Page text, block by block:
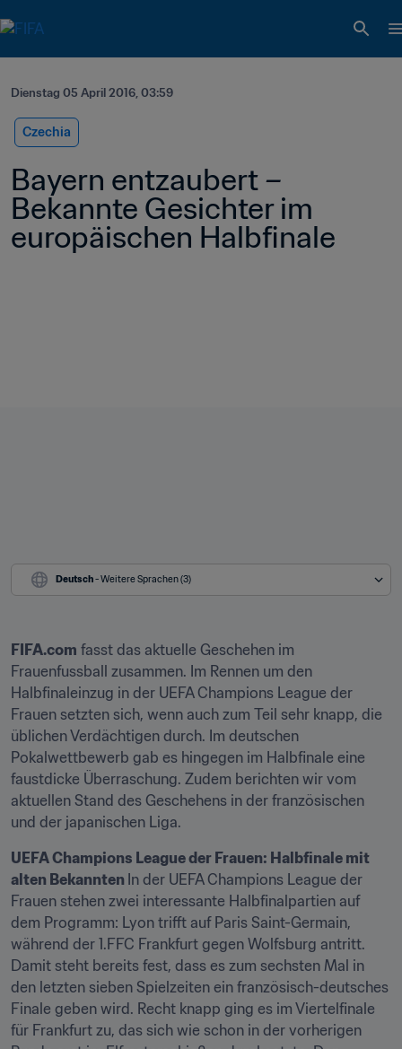
Dienstag 05 April 2016, 03:59
Czechia
Bayern entzaubert –
Bekannte Gesichter im
europäischen Halbfinale
Deutsch - Weitere Sprachen (3)
FIFA.com fasst das aktuelle Geschehen im
Frauenfussball zusammen. Im Rennen um den
Halbfinaleinzug in der UEFA Champions League der
Frauen setzten sich, wenn auch zum Teil sehr knapp, die
üblichen Verdächtigen durch. Im deutschen
Pokalwettbewerb gab es hingegen im Halbfinale eine
faustdicke Überraschung. Zudem berichten wir vom
aktuellen Stand des Geschehens in der französischen
und der japanischen Liga.
UEFA Champions League der Frauen: Halbfinale mit
alten Bekannten In der UEFA Champions League der
Frauen stehen zwei interessante Halbfinalpartien auf
dem Programm: Lyon trifft auf Paris Saint-Germain,
während der 1.FFC Frankfurt gegen Wolfsburg antritt.
Damit steht bereits fest, dass es zum sechsten Mal in
den letzten sieben Spielzeiten ein französisch-deutsches
Finale geben wird. Recht knapp ging es im Viertelfinale
für Frankfurt zu, das sich wie schon in der vorherigen